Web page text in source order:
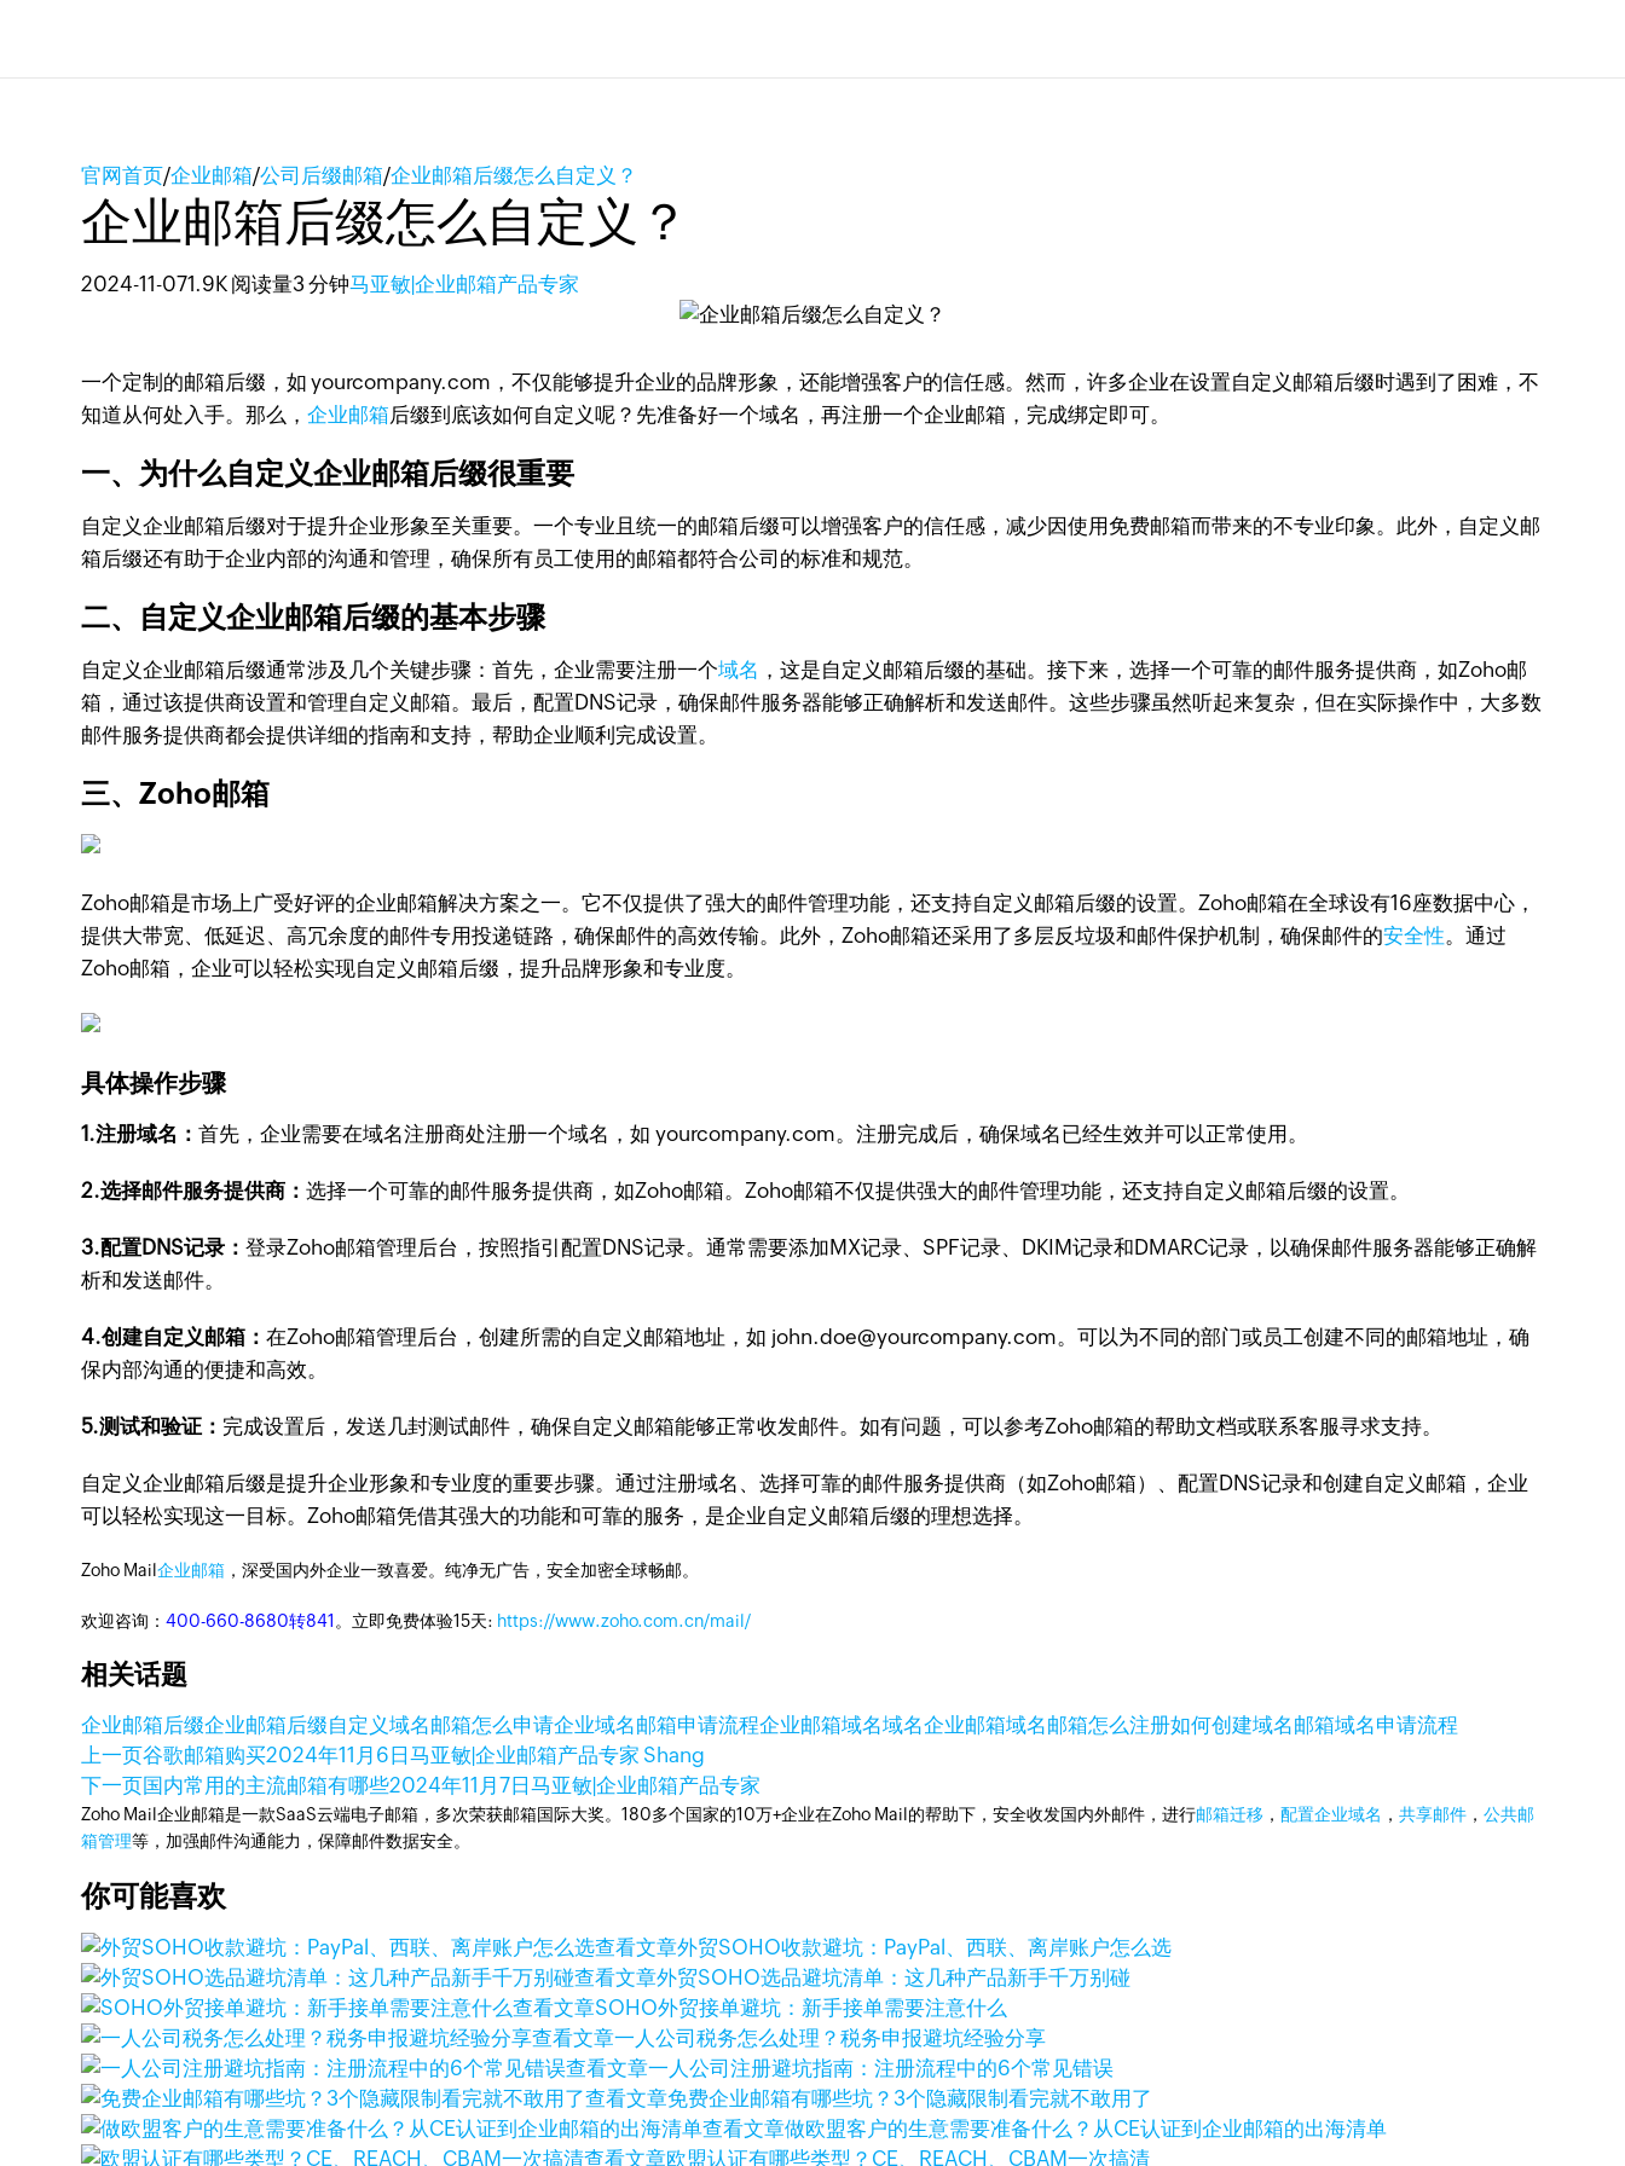
官网首页/企业邮箱/公司后缀邮箱/企业邮箱后缀怎么自定义？
企业邮箱后缀怎么自定义？
2024-11-071.9K 阅读量3 分钟马亚敏|企业邮箱产品专家
一个定制的邮箱后缀，如 yourcompany.com，不仅能够提升企业的品牌形象，还能增强客户的信任感。然而，许多企业在设置自定义邮箱后缀时遇到了困难，不
知道从何处入手。那么，企业邮箱后缀到底该如何自定义呢？先准备好一个域名，再注册一个企业邮箱，完成绑定即可。
一、为什么自定义企业邮箱后缀很重要
自定义企业邮箱后缀对于提升企业形象至关重要。一个专业且统一的邮箱后缀可以增强客户的信任感，减少因使用免费邮箱而带来的不专业印象。此外，自定义邮
箱后缀还有助于企业内部的沟通和管理，确保所有员工使用的邮箱都符合公司的标准和规范。
二、自定义企业邮箱后缀的基本步骤
自定义企业邮箱后缀通常涉及几个关键步骤：首先，企业需要注册一个域名 ，这是自定义邮箱后缀的基础。接下来，选择一个可靠的邮件服务提供商，如Zoho邮
箱，通过该提供商设置和管理自定义邮箱。最后，配置DNS记录，确保邮件服务器能够正确解析和发送邮件。这些步骤虽然听起来复杂，但在实际操作中，大多数
邮件服务提供商都会提供详细的指南和支持，帮助企业顺利完成设置。
三、Zoho邮箱
Zoho邮箱是市场上广受好评的企业邮箱解决方案之一。它不仅提供了强大的邮件管理功能，还支持自定义邮箱后缀的设置。Zoho邮箱在全球设有16座数据中心，
提供大带宽、低延迟、高冗余度的邮件专用投递链路，确保邮件的高效传输。此外，Zoho邮箱还采用了多层反垃圾和邮件保护机制，确保邮件的安全性。通过
Zoho邮箱，企业可以轻松实现自定义邮箱后缀，提升品牌形象和专业度。
具体操作步骤
1.注册域名：首先，企业需要在域名注册商处注册一个域名，如 yourcompany.com。注册完成后，确保域名已经生效并可以正常使用。
2.选择邮件服务提供商：选择一个可靠的邮件服务提供商，如Zoho邮箱。Zoho邮箱不仅提供强大的邮件管理功能，还支持自定义邮箱后缀的设置。
3.配置DNS记录：登录Zoho邮箱管理后台，按照指引配置DNS记录。通常需要添加MX记录、SPF记录、DKIM记录和DMARC记录，以确保邮件服务器能够正确解
析和发送邮件。
4.创建自定义邮箱：在Zoho邮箱管理后台，创建所需的自定义邮箱地址，如 john.doe@yourcompany.com。可以为不同的部门或员工创建不同的邮箱地址，确
保内部沟通的便捷和高效。
5.测试和验证： 完成设置后，发送几封测试邮件，确保自定义邮箱能够正常收发邮件。如有问题，可以参考Zoho邮箱的帮助文档或联系客服寻求支持。
自定义企业邮箱后缀是提升企业形象和专业度的重要步骤。通过注册域名、选择可靠的邮件服务提供商（如Zoho邮箱）、配置DNS记录和创建自定义邮箱，企业
可以轻松实现这一目标。Zoho邮箱凭借其强大的功能和可靠的服务，是企业自定义邮箱后缀的理想选择。
Zoho Mail企业邮箱 ，深受国内外企业一致喜爱。纯净无广告，安全加密全球畅邮。
欢迎咨询：400-660-8680转841 。立即免费体验15天: https://www.zoho.com.cn/mail/
相关话题
企业邮箱后缀企业邮箱后缀自定义域名邮箱怎么申请企业域名邮箱申请流程企业邮箱域名域名企业邮箱域名邮箱怎么注册如何创建域名邮箱域名申请流程
上一页谷歌邮箱购买2024年11月6日马亚敏|企业邮箱产品专家 Shang
下一页国内常用的主流邮箱有哪些2024年11月7日马亚敏|企业邮箱产品专家
Zoho Mail企业邮箱是一款SaaS云端电子邮箱，多次荣获邮箱国际大奖。180多个国家的10万+企业在Zoho Mail的帮助下，安全收发国内外邮件，进行邮箱迁移 ，配置企业域名 ，共享邮件 ，公共邮
箱管理等，加强邮件沟通能力，保障邮件数据安全。
你可能喜欢
查看文章外贸SOHO收款避坑：PayPal、西联、离岸账户怎么选
查看文章外贸SOHO选品避坑清单：这几种产品新手千万别碰
查看文章SOHO外贸接单避坑：新手接单需要注意什么
查看文章一人公司税务怎么处理？税务申报避坑经验分享
查看文章一人公司注册避坑指南：注册流程中的6个常见错误
查看文章免费企业邮箱有哪些坑？3个隐藏限制看完就不敢用了
查看文章做欧盟客户的生意需要准备什么？从CE认证到企业邮箱的出海清单
查看文章欧盟认证有哪些类型？CE、REACH、CBAM一次搞清